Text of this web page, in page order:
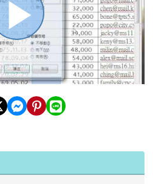
播
放
影